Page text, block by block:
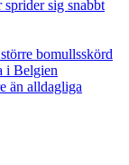
sig snabbt
bomullsskörd
i Belgien
än alldagliga